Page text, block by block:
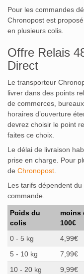
Pour les commandes
Chronopost est
en plusieurs colis.
Offre Relais
Direct
Le transporteur
livrer dans des points
de commerces,
horaires d’ouverture
devrez choisir le point
faites ce choix.
Le délai de livraison
prise en charge. Pour
de Chronopost
Les tarifs dépendent
commande.
Poids du
colis
moins
100€
0 - 5 kg
4,99€
5 - 10 kg
7,99€
10 - 20 kg
9,99€